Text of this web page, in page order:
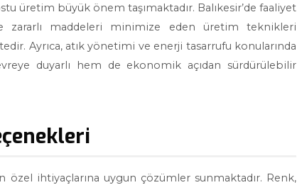
üretim büyük önem taşımaktadır. Balıkesir’de faaliyet
maddeleri minimize eden üretim teknikleri
Ayrıca, atık yönetimi ve enerji tasarrufu konularında
duyarlı hem de ekonomik açıdan sürdürülebilir
ihtiyaçlarına uygun çözümler sunmaktadır. Renk,